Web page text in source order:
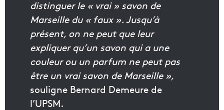
distinguer le « vrai » savon de
Marseille du « faux ». Jusqu’à
présent, on ne peut que leur
expliquer qu’un savon qui a une
couleur ou un parfum ne peut pas
être un vrai savon de Marseille »,
souligne Bernard Demeure de
l’UPSM.